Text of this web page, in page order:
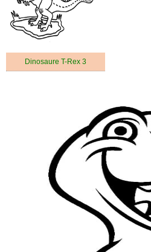
Dinosaure T-Rex 3